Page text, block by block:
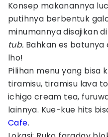
Konsep makanannya
putihnya berbentuk
minumannya disajikan
tub. Bahkan es
lho!
Pilihan menu yang bisa
tiramisu, tiramisu lava
ichigo cream tea,
lainnya. Kue-kue hits
Cafe.